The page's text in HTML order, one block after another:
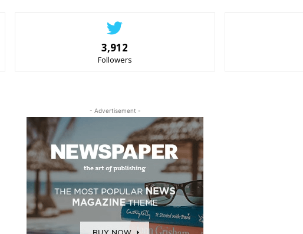
3,912
Followers
- Advertisement -